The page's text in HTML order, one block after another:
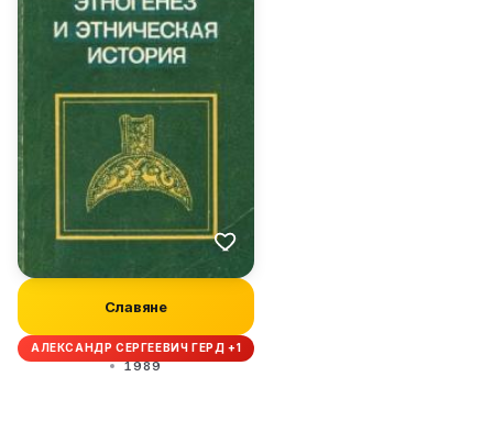
Славяне
АЛЕКСАНДР СЕРГЕЕВИЧ ГЕРД +1
1989